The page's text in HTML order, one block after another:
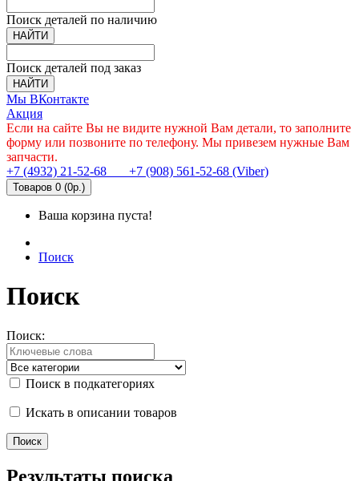
Поиск деталей по наличию
НАЙТИ
Поиск деталей под заказ
НАЙТИ
Мы ВКонтакте
Акция
Если на сайте Вы не видите нужной Вам детали, то заполните
форму или позвоните по телефону. Мы привезем нужные Вам
запчасти.
+7 (4932) 21-52-68
+7 (908) 561-52-68 (Viber)
Товаров 0 (0р.)
Ваша корзина пуста!
Поиск
Поиск
Поиск:
Поиск в подкатегориях
Искать в описании товаров
Результаты поиска